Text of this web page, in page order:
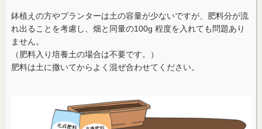
鉢植えの方やプランターは土の容量が少ないですが、肥料分が流
れ出ることを考慮し、畑と同量の100g 程度を入れても問題あり
ません。
（肥料入り培養土の場合は不要です。）
肥料は土に撒いてからよく混ぜ合わせてください。